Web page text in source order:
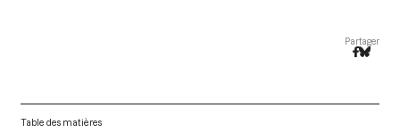
Partager
Table des matières